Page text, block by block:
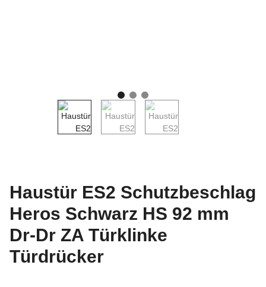
Haustür ES2 Schutzbeschlag
Heros Schwarz HS 92 mm
Dr-Dr ZA Türklinke
Türdrücker